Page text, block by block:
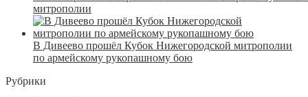
митрополии
В Дивеево прошёл Кубок Нижегородской митрополии
по армейскому рукопашному бою
Рубрики